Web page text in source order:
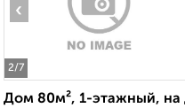
2/7
‹
Дом 80м², 1-этажный, на